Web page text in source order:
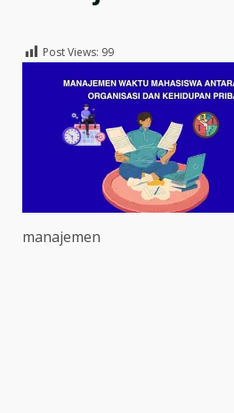
Post Views: 99
manajemen